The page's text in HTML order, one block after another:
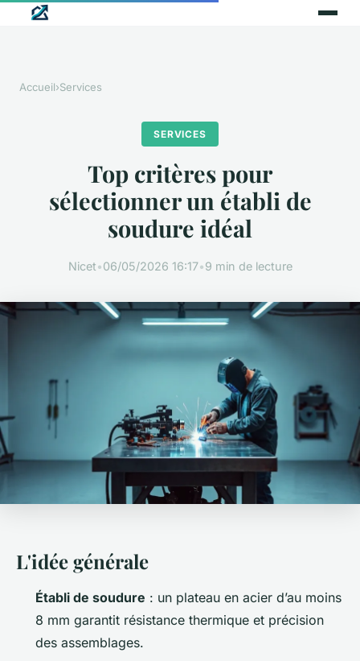
Accueil›Services
SERVICES
Top critères pour
sélectionner un établi de
soudure idéal
Nicet•06/05/2026 16:17•9 min de lecture
L'idée générale
Établi de soudure : un plateau en acier d’au moins
8 mm garantit résistance thermique et précision
des assemblages.